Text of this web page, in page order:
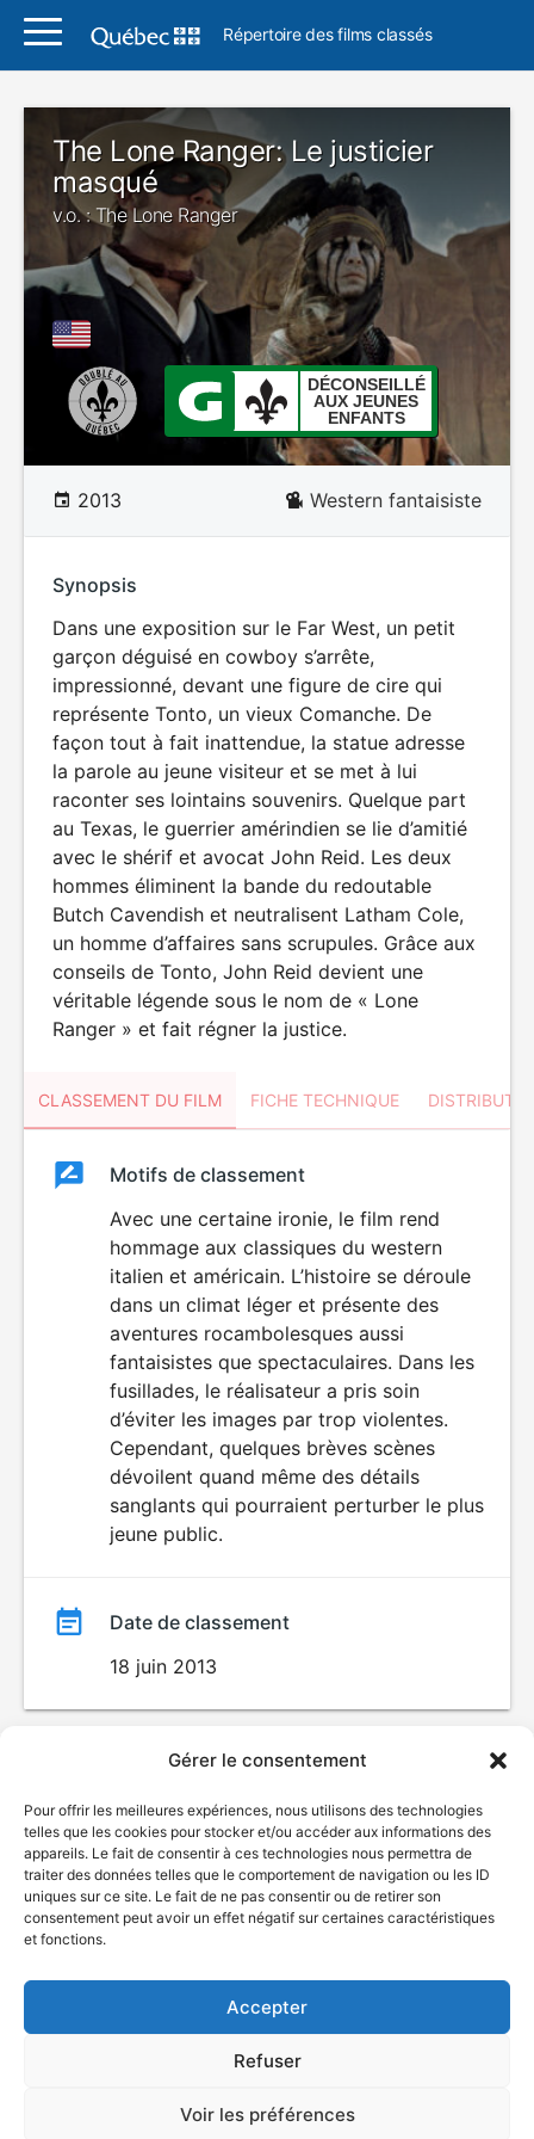
Gérer le consentement
Pour offrir les meilleures expériences, nous utilisons des technologies
telles que les cookies pour stocker et/ou accéder aux informations des
appareils. Le fait de consentir à ces technologies nous permettra de
traiter des données telles que le comportement de navigation ou les ID
uniques sur ce site. Le fait de ne pas consentir ou de retirer son
consentement peut avoir un effet négatif sur certaines caractéristiques
et fonctions.
Accepter
Refuser
Voir les préférences
Répertoire des films classés
The Lone Ranger: Le justicier
masqué
v.o. : The Lone Ranger
DÉCONSEILLÉ
AUX JEUNES
ENFANTS
2013 Western fantaisiste
Synopsis
Dans une exposition sur le Far West, un petit
garçon déguisé en cowboy s’arrête,
impressionné, devant une figure de cire qui
représente Tonto, un vieux Comanche. De
façon tout à fait inattendue, la statue adresse
la parole au jeune visiteur et se met à lui
raconter ses lointains souvenirs. Quelque part
au Texas, le guerrier amérindien se lie d’amitié
avec le shérif et avocat John Reid. Les deux
hommes éliminent la bande du redoutable
Butch Cavendish et neutralisent Latham Cole,
un homme d’affaires sans scrupules. Grâce aux
conseils de Tonto, John Reid devient une
véritable légende sous le nom de « Lone
Ranger » et fait régner la justice.
CLASSEMENT DU FILM FICHE TECHNIQUE
ClassementClassement
DÉCONSEILLÉ
AUX JEUNES
ENFANTS
Motifs de classement
Avec une certaine ironie, le film rend
hommage aux classiques du western
italien et américain. L’histoire se déroule
dans un climat léger et présente des
aventures rocambolesques aussi
fantaisistes que spectaculaires. Dans les
fusillades, le réalisateur a pris soin
d’éviter les images par trop violentes.
Cependant, quelques brèves scènes
dévoilent quand même des détails
sanglants qui pourraient perturber le plus
jeune public.
Date de classement
18 juin 2013
© Gouvernement du Québec, 2026
Plan du site
Accessibilité
Accès à l'information
Déclaration de services